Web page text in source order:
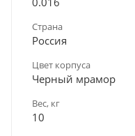
Страна
Россия
Цвет корпуса
Черный мрамор
Вес, кг
10